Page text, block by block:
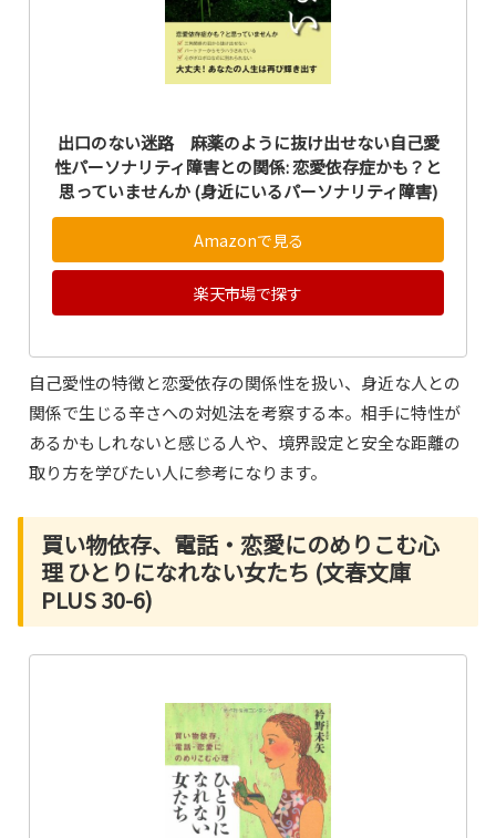
出口のない迷路 麻薬のように抜け出せない自己愛
性パーソナリティ障害との関係: 恋愛依存症かも？と
思っていませんか (身近にいるパーソナリティ障害)
Amazonで見る
楽天市場で探す
自己愛性の特徴と恋愛依存の関係性を扱い、身近な人との
関係で生じる辛さへの対処法を考察する本。相手に特性が
あるかもしれないと感じる人や、境界設定と安全な距離の
取り方を学びたい人に参考になります。
買い物依存、電話・恋愛にのめりこむ心
理 ひとりになれない女たち (文春文庫
PLUS 30-6)